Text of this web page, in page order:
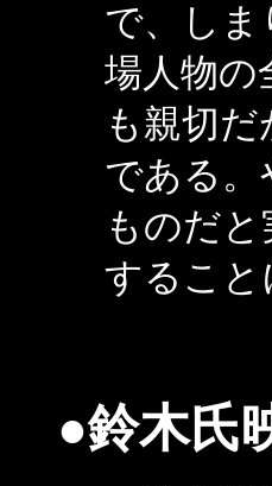
で、し
場人物の
も親切
である。
ものだ
すること
●鈴木氏